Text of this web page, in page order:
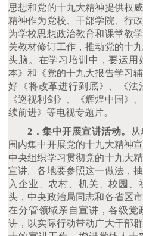
思想和党的十九大精神提供权
精神作为党校、干部学院、行
为学校思想政治教育和课堂教
关教材修订工作，推动党的十
头脑。在学习培训中，要运
本》和《党的十九大报告学习
好《将改革进行到底》、《法
《巡视利剑》、《辉煌中国》
续前进》等电视专题片。
2．集中开展宣讲活动。
围内集中开展党的十九大精神宣
中央组织学习贯彻党的十九大
宣讲。各地要参照这一做法，
入企业、农村、机关、校园
头，中央政治局同志和各省区
在分管领域亲自宣讲，各级党
讲，以实际行动带动广大干部